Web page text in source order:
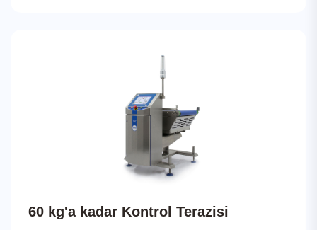
60 kg'a kadar Kontrol Terazisi